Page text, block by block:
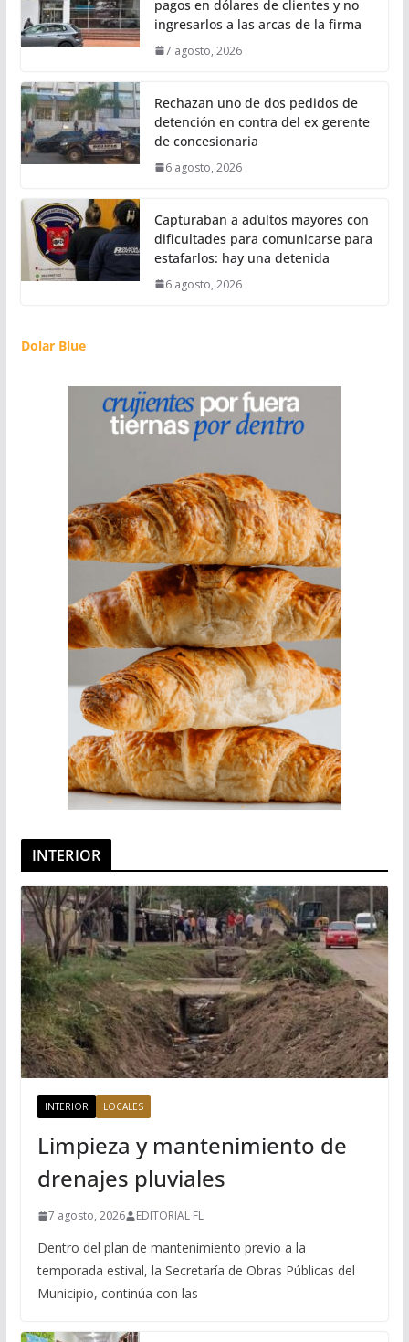
pagos en dólares de clientes y no
ingresarlos a las arcas de la firma
7 agosto, 2026
Rechazan uno de dos pedidos de
detención en contra del ex gerente
de concesionaria
6 agosto, 2026
Capturaban a adultos mayores con
dificultades para comunicarse para
estafarlos: hay una detenida
6 agosto, 2026
Dolar Blue
INTERIOR
INTERIOR LOCALES
Limpieza y mantenimiento de
drenajes pluviales
7 agosto, 2026 EDITORIAL FL
Dentro del plan de mantenimiento previo a la
temporada estival, la Secretaría de Obras Públicas del
Municipio, continúa con las